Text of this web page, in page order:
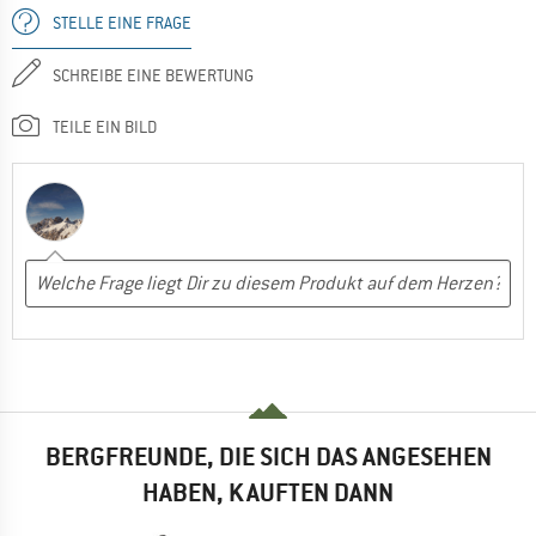
STELLE EINE FRAGE
SCHREIBE EINE BEWERTUNG
TEILE EIN BILD
BERGFREUNDE, DIE SICH DAS ANGESEHEN
HABEN, KAUFTEN DANN